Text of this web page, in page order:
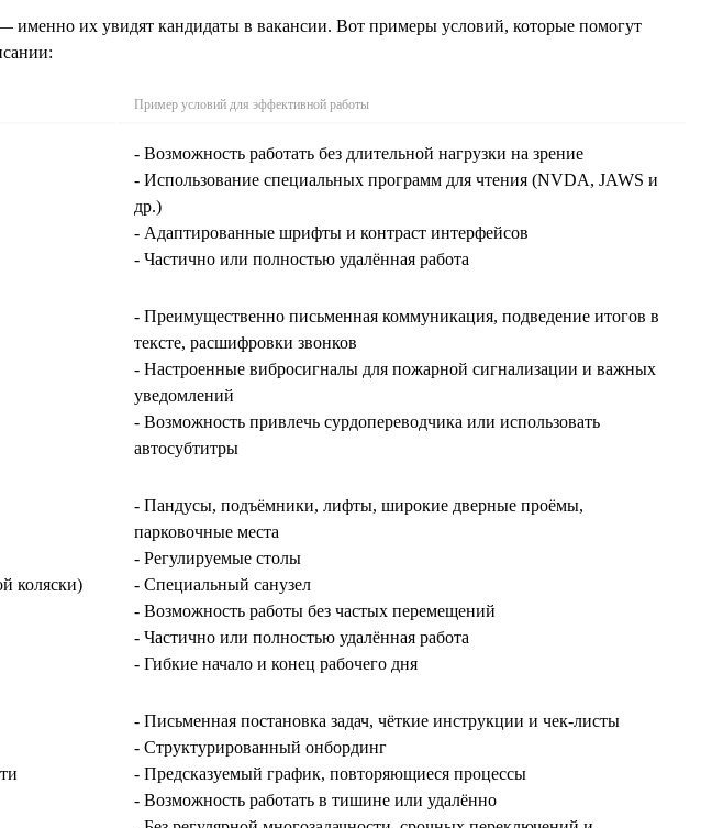
именно их увидят кандидаты в вакансии. Вот примеры условий, которые помогут
Пример условий для эффективной работы
- Возможность работать без длительной нагрузки на зрение
- Использование специальных программ для чтения (NVDA, JAWS и
др.)
- Адаптированные шрифты и контраст интерфейсов
- Частично или полностью удалённая работа
- Преимущественно письменная коммуникация, подведение итогов в
тексте, расшифровки звонков
- Настроенные вибросигналы для пожарной сигнализации и важных
уведомлений
- Возможность привлечь сурдопереводчика или использовать
автосубтитры
коляски)
- Пандусы, подъёмники, лифты, широкие дверные проёмы,
парковочные места
- Регулируемые столы
- Специальный санузел
- Возможность работы без частых перемещений
- Частично или полностью удалённая работа
- Гибкие начало и конец рабочего дня
- Письменная постановка задач, чёткие инструкции и чек‑листы
- Структурированный онбординг
- Предсказуемый график, повторяющиеся процессы
- Возможность работать в тишине или удалённо